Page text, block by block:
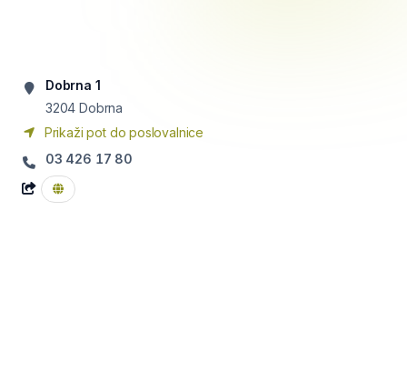
Dobrna 1
3204 Dobrna
Prikaži pot do poslovalnice
03 426 17 80